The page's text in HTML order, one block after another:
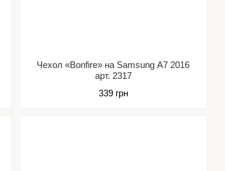
Чехол «Bonfire» на Samsung A7 2016
арт. 2317
339 грн